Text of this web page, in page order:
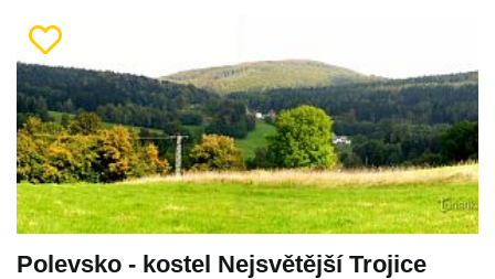
Polevsko - kostel Nejsvětější Trojice